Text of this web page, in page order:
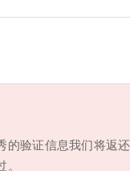
验证信息我们将返还